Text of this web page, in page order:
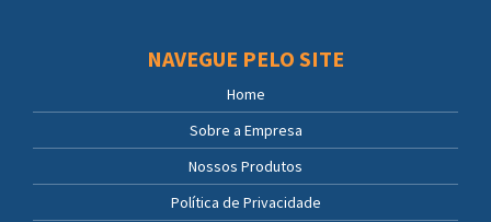
NAVEGUE PELO SITE
Home
Sobre a Empresa
Nossos Produtos
Política de Privacidade